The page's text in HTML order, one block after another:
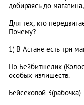
добираясь до
Для тех, кто
Почему?
1) В Астане есть три
По Бейбитшелик
особых излишеств.
Бейсековой